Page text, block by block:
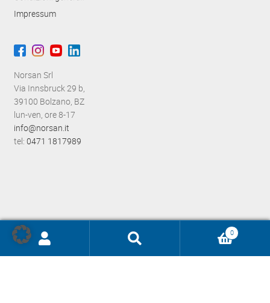
eImpressum
Norsan Srl
Via Innsbruck 29 b,
39100 Bolzano, BZ
lun-ven, ore 8-17
info@norsan.it
tel: 0471 1817989
Ricerca
0